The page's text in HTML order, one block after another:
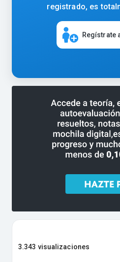
registrado, es
Regístrate
3.343 visualizaciones